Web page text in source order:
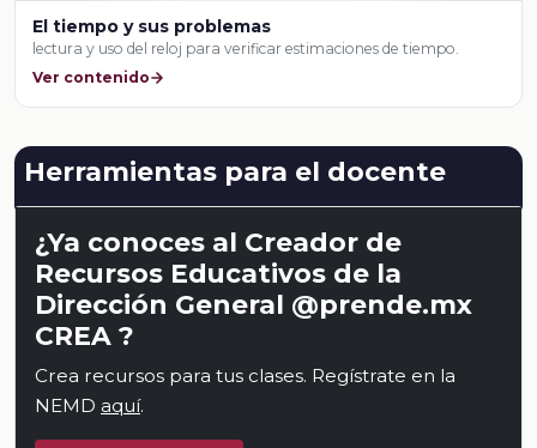
El tiempo y sus problemas
lectura y uso del reloj para verificar estimaciones de tiempo.
Ver contenido
Herramientas para el docente
¿Ya conoces al Creador de
Recursos Educativos de la
Dirección General @prende.mx
CREA ?
Crea recursos para tus clases. Regístrate en la
NEMD aquí.